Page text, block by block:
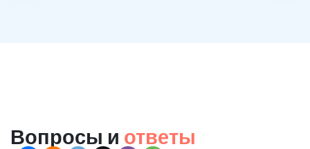
Вопросы и ответы